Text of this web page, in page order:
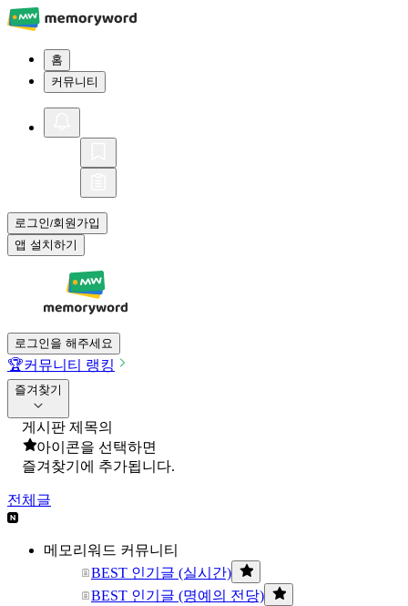
홈
커뮤니티
로그인/회원가입
앱 설치하기
로그인을 해주세요
🏆커뮤니티 랭킹
즐겨찾기
게시판 제목의
아이콘을 선택하면
즐겨찾기에 추가됩니다.
전체글
메모리워드 커뮤니티
BEST 인기글 (실시간)
BEST 인기글 (명예의 전당)